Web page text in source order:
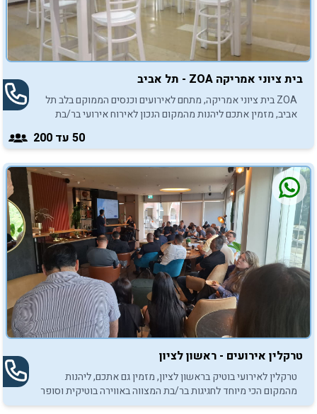
בית ציוני אמריקה ZOA - תל אביב
ZOA בית ציוני אמריקה, מתחם לאירועים וכנסים הממוקם בלב תל
אביב, מזמין אתכם ליהנות מהמקום הנכון לאירוח אירועי בר/בת
50 עד 200
טרקלין אירועים - ראשון לציון
טרקלין לאירועי בוטיק בראשון לציון, מזמין גם אתכם, ליהנות
מהמקום הכי מיוחד לחגיגות בר/בת המצווה באווירה בוטיקית וסופר
מפנקת.